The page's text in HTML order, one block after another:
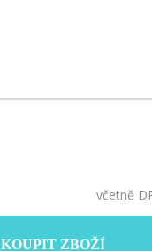
včetně
KOUPIT ZBOŽÍ